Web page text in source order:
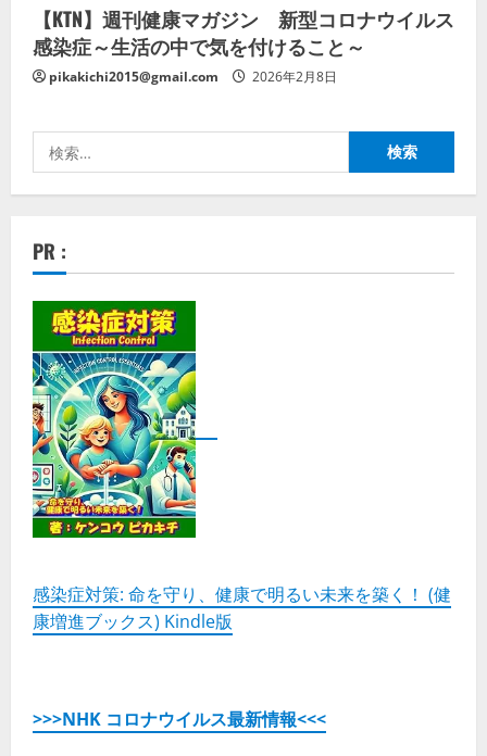
【KTN】週刊健康マガジン 新型コロナウイルス
感染症～生活の中で気を付けること～
pikakichi2015@gmail.com 2026年2月8日
索:
PR :
感染症対策: 命を守り、健康で明るい未来を築く！ (健
康増進ブックス) Kindle版
>>>NHK コロナウイルス最新情報<<<